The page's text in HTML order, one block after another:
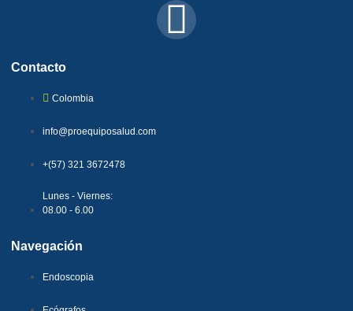
Contacto
Colombia
info@proequiposalud.com
+(57) 321 3672478
Lunes - Viernes:
08.00 - 6.00
Navegación
Endoscopia